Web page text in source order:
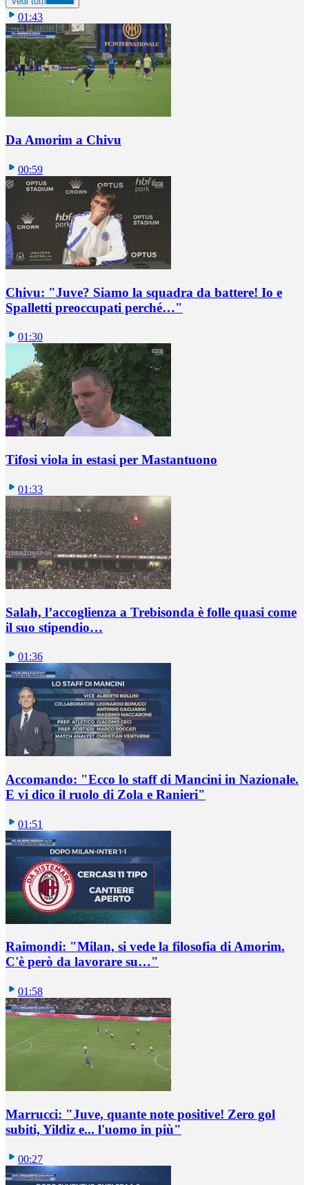
01:43
Da Amorim a Chivu
00:59
Chivu: "Juve? Siamo la squadra da battere! Io e
Spalletti preoccupati perché…"
01:30
Tifosi viola in estasi per Mastantuono
01:33
Salah, l’accoglienza a Trebisonda è folle quasi come
il suo stipendio…
01:36
Accomando: "Ecco lo staff di Mancini in Nazionale.
E vi dico il ruolo di Zola e Ranieri"
01:51
Raimondi: "Milan, si vede la filosofia di Amorim.
C'è però da lavorare su…"
01:58
Marrucci: "Juve, quante note positive! Zero gol
subiti, Yildiz e... l'uomo in più"
00:27